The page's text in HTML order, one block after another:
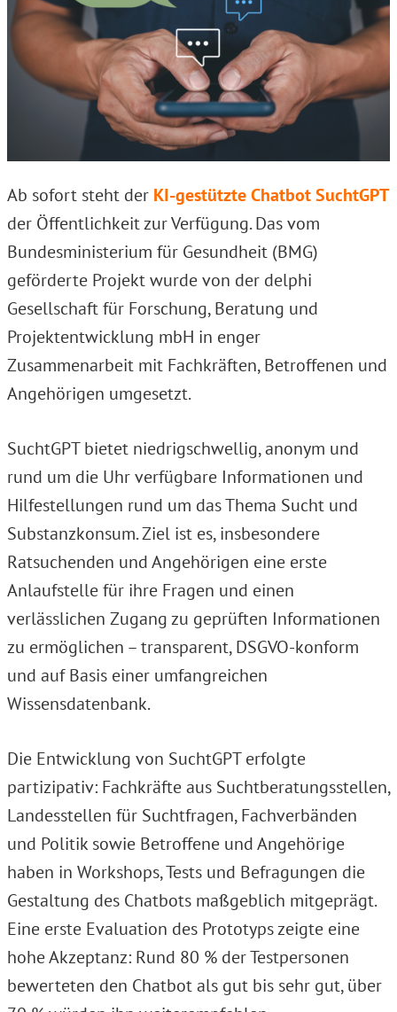
Ab sofort steht der KI-gestützte Chatbot SuchtGPT
der Öffentlichkeit zur Verfügung. Das vom
Bundesministerium für Gesundheit (BMG)
geförderte Projekt wurde von der delphi
Gesellschaft für Forschung, Beratung und
Projektentwicklung mbH in enger
Zusammenarbeit mit Fachkräften, Betroffenen und
Angehörigen umgesetzt.
SuchtGPT bietet niedrigschwellig, anonym und
rund um die Uhr verfügbare Informationen und
Hilfestellungen rund um das Thema Sucht und
Substanzkonsum. Ziel ist es, insbesondere
Ratsuchenden und Angehörigen eine erste
Anlaufstelle für ihre Fragen und einen
verlässlichen Zugang zu geprüften Informationen
zu ermöglichen – transparent, DSGVO-konform
und auf Basis einer umfangreichen
Wissensdatenbank.
Die Entwicklung von SuchtGPT erfolgte
partizipativ: Fachkräfte aus Suchtberatungsstellen,
Landesstellen für Suchtfragen, Fachverbänden
und Politik sowie Betroffene und Angehörige
haben in Workshops, Tests und Befragungen die
Gestaltung des Chatbots maßgeblich mitgeprägt.
Eine erste Evaluation des Prototyps zeigte eine
hohe Akzeptanz: Rund 80 % der Testpersonen
bewerteten den Chatbot als gut bis sehr gut, über